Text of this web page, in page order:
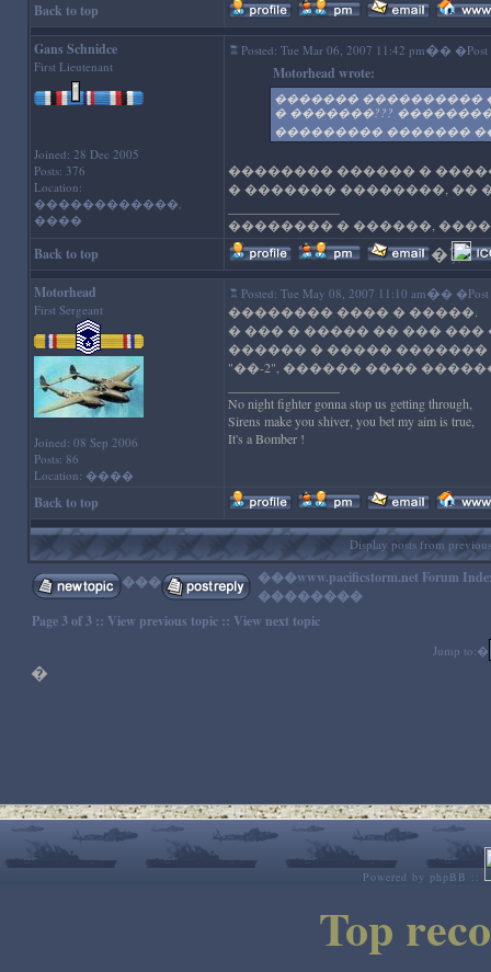
Back to top
Gans Schnidce
First Lieutenant
Joined: 28 Dec 2005
Posts: 376
Location:
������������,
����
Posted: Tue Mar 06, 2007 11:42 pm�� �Post
Motorhead wrote:
������� ����������
� �������???
��������� �������
�������� ������ �
� ������� ��������, ��
�������� � ������,
Back to top �'); //--
Motorhead
First Sergeant
Joined: 08 Sep 2006
Posts: 86
Location: ����
Posted: Tue May 08, 2007 11:10 am�� �Post
�������� ���� � �����.
� ��� � ����� �� ���
������ � �����
"��-2", ������ ����
No night fighter gonna stop us getting through,
Sirens make you shiver, you bet my aim is true,
It's a Bomber !
Back to top
Display posts from
��� ���www.pacificstorm.net Forum
��������
Page 3of3:: View previous topic:: View next topic
�
Jump to:�
Powered by phpBB ::
Top